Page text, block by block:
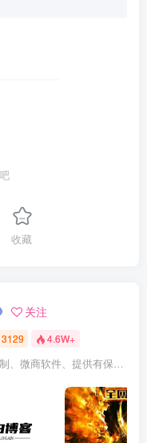
收藏
关注
3129 4.6W+
专注于原创程序开发、定制、微商软件、提供有保障的维护及售后，做高品质程序网站认准万码库。